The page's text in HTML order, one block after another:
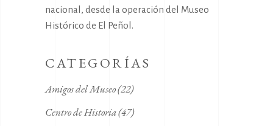
nacional, desde la operación del Museo
Histórico de El Peñol.
CATEGORÍAS
Amigos del Museo(22)
Centro de Historia(47)